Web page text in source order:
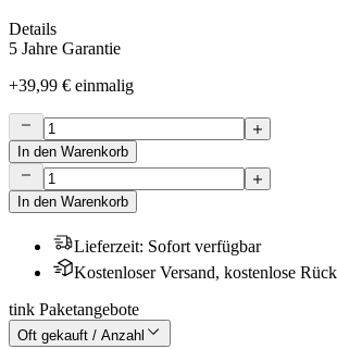
Details
5 Jahre Garantie
+39,99 € einmalig
In den Warenkorb
In den Warenkorb
Lieferzeit: Sofort verfügbar
Kostenloser Versand, kostenlose
tink Paketangebote
Oft gekauft / Anzahl